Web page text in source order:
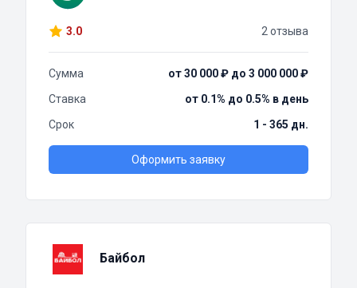
3.0 2 отзыва
Сумма
от 30 000 ₽ до 3 000 000 ₽
Ставка
от 0.1% до 0.5% в день
Срок
1 - 365 дн.
Оформить заявку
Байбол